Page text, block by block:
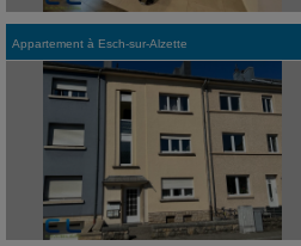
Appartement à Esch-sur-Alzette